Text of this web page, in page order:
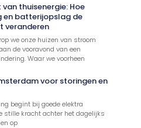
thuisenergie: Hoe
en batterijopslag de
veranderen
we onze huizen van stroom
de vooravond van een
Waar we voorheen
voor storingen en
begint bij goede elektra
stille kracht achter het dagelijks
op